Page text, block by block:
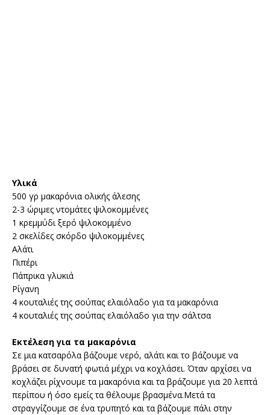
Υλικά
500 γρ μακαρόνια ολικής άλεσης
2-3 ώριμες ντομάτες ψιλοκομμένες
1 κρεμμύδι ξερό ψιλοκομμένο
2 σκελίδες σκόρδο ψιλοκομμένες
Αλάτι
Πιπέρι
Πάπρικα γλυκιά
Ρίγανη
4 κουταλιές της σούπας ελαιόλαδο για τα μακαρόνια
4 κουταλιές της σούπας ελαιόλαδο για την σάλτσα
Εκτέλεση για τα μακαρόνια
Σε μια κατσαρόλα βάζουμε νερό, αλάτι και το βάζουμε να
βράσει σε δυνατή φωτιά μέχρι να κοχλάσει. Όταν αρχίσει να
κοχλάζει ρίχνουμε τα μακαρόνια και τα βράζουμε για 20 λεπτά
περίπου ή όσο εμείς τα θέλουμε βρασμένα.Μετά τα
στραγγίζουμε σε ένα τρυπητό και τα βάζουμε πάλι στην